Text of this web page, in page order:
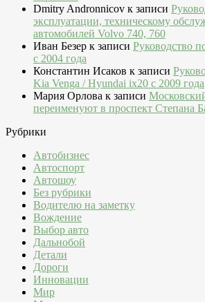
Dmitry Andronnicov к записи
эксплуатации, техническому
автомобилей Volvo 740, 760
Иван Безер к записи Руководство
c 2004 года
Константин Исаков к записи
Kia Venga / Hyundai ix20 c 2009 года
Мария Орлова к записи
переименуют в проспект Степана
Рубрики
Автобизнес
Автоспорт
Автошоу
Без рубрики
Водителю на заметку
Вождение
Выбор авто
Дальнобой
Детали
Дороги
Инновации
Мир